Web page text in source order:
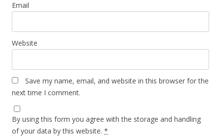
Email
Website
Save my name, email, and website in this browser for the
next time I comment.
By using this form you agree with the storage and handling
of your data by this website. *